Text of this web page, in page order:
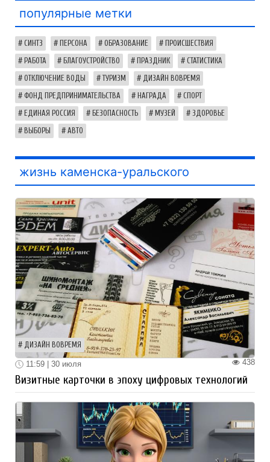
популярные метки
СИНТЗ ПЕРСОНА ОБРАЗОВАНИЕ ПРОИСШЕСТВИЯ
РАБОТА БЛАГОУСТРОЙСТВО ПРАЗДНИК СТАТИСТИКА
ОТКЛЮЧЕНИЕ ВОДЫ ТУРИЗМ ДИЗАЙН ВОВРЕМЯ
ФОНД ПРЕДПРИНИМАТЕЛЬСТВА НАГРАДА СПОРТ
ЕДИНАЯ РОССИЯ БЕЗОПАСНОСТЬ МУЗЕЙ ЗДОРОВЬЕ
ВЫБОРЫ АВТО
жизнь каменска-уральского
ДИЗАЙН ВОВРЕМЯ
438
11:59 | 30 июля
Визитные карточки в эпоху цифровых технологий